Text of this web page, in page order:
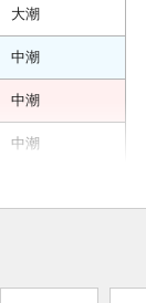
大潮
中潮
中潮
中潮